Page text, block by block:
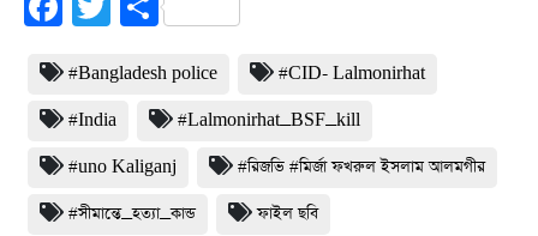
#Bangladesh police #CID- Lalmonirhat
#India #Lalmonirhat_BSF_kill
#uno Kaliganj #রিজভি #মির্জা ফখরুল ইসলাম আলমগীর
#সীমান্তে_হত্যা_কান্ড ফাইল ছবি